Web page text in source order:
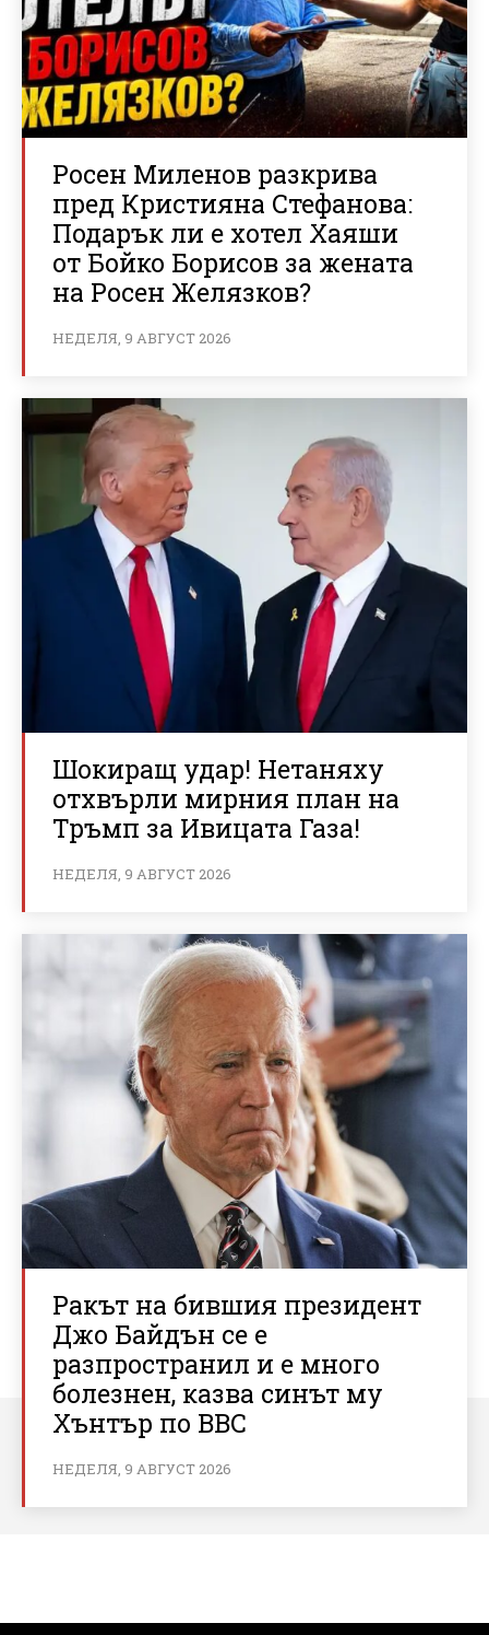
Росен Миленов разкрива
пред Кристияна Стефанова:
Подарък ли е хотел Хаяши
от Бойко Борисов за жената
на Росен Желязков?
НЕДЕЛЯ, 9 АВГУСТ 2026
Шокиращ удар! Нетаняху
отхвърли мирния план на
Тръмп за Ивицата Газа!
НЕДЕЛЯ, 9 АВГУСТ 2026
Ракът на бившия президент
Джо Байдън се е
разпространил и е много
болезнен, казва синът му
Хънтър по BBC
НЕДЕЛЯ, 9 АВГУСТ 2026